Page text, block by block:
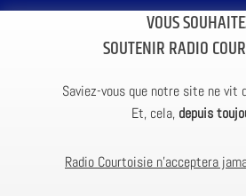
VOUS
SOUTENIR RADIO
Saviez-vous que notre site ne vit
Et, cela, depuis
Radio Courtoisie n’acceptera